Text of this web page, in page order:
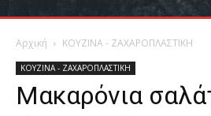
Αρχική ΚΟΥΖΙΝΑ - ΖΑΧΑΡΟΠΛΑΣΤΙΚΗ
ΚΟΥΖΙΝΑ - ΖΑΧΑΡΟΠΛΑΣΤΙΚΗ
Μακαρόνια